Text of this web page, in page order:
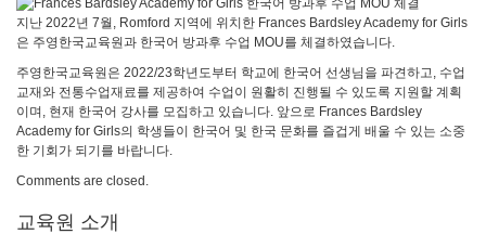
지난 2022년 7월, Romford 지역에 위치한 Frances Bardsley Academy for Girls
은 주영한국교육원과 한국어 방과후 수업 MOU를 체결하였습니다.
주영한국교육원은 2022/23학년도부터 학교에 한국어 선생님을 파견하고, 수업
교재와 전통수업재료를 제공하여 수업이 원활히 진행될 수 있도록 지원할 계획
이며, 현재 한국어 강사를 모집하고 있습니다. 앞으로 Frances Bardsley
Academy for Girls의 학생들이 한국어 및 한국 문화를 즐겁게 배울 수 있는 소중
한 기회가 되기를 바랍니다.
Comments are closed.
교육원 소개